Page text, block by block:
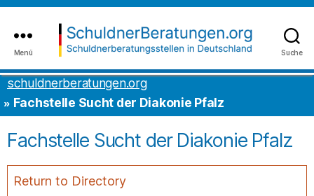
Inhalt
springen
to
the
content
Suche
schuldnerberatungen.org
Menü
schuldnerberatungen.org
Fachstelle Sucht der Diakonie Pfalz
Fachstelle Sucht der Diakonie Pfalz
Return to Directory